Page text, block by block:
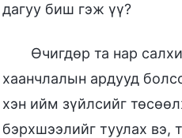
дагуу биш гэж үү?
Өчигдөр та нар
хаанчлалын ардууд
хэн ийм зүйлсийг
бэрхшээлийг туулах